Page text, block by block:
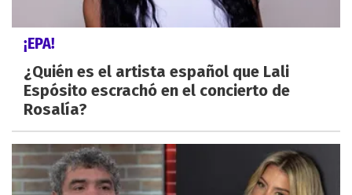
¡EPA!
¿Quién es el artista español que Lali
Espósito escrachó en el concierto de
Rosalía?